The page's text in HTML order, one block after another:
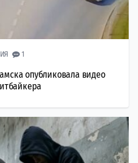
1
опубликовала видео